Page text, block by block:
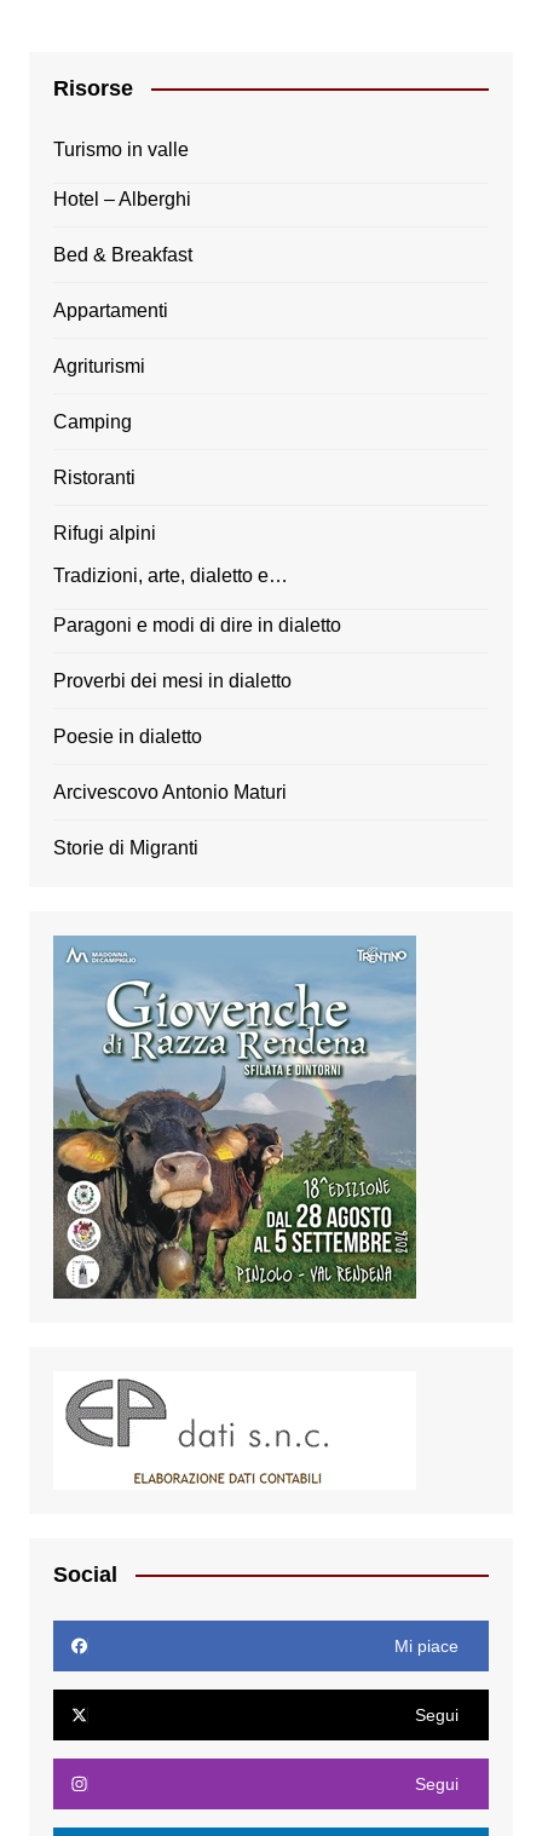
Risorse
Turismo in valle
Hotel – Alberghi
Bed & Breakfast
Appartamenti
Agriturismi
Camping
Ristoranti
Rifugi alpini
Tradizioni, arte, dialetto e…
Paragoni e modi di dire in dialetto
Proverbi dei mesi in dialetto
Poesie in dialetto
Arcivescovo Antonio Maturi
Storie di Migranti
Social
Mi piace
Segui
Segui